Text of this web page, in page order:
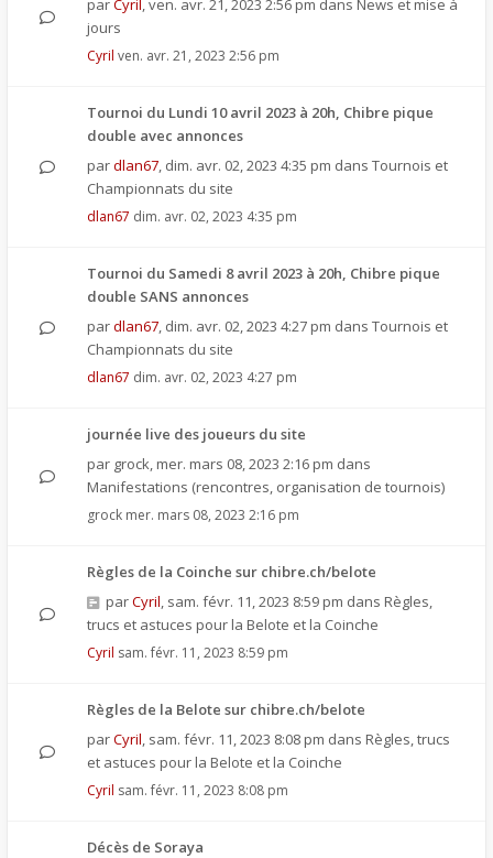
parCyril ,ven. avr. 21, 2023 2:56 pm dans News et mise à
jours
Cyril ven. avr. 21, 2023 2:56 pm
Tournoi du Lundi 10 avril 2023 à 20h, Chibre pique
double avec annonces
pardlan67, dim. avr. 02, 2023 4:35 pm dans Tournois et
Championnats du site
dlan67 dim. avr. 02, 2023 4:35 pm
Tournoi du Samedi 8 avril 2023 à 20h, Chibre pique
double SANS annonces
pardlan67, dim. avr. 02, 2023 4:27 pm dans Tournois et
Championnats du site
dlan67 dim. avr. 02, 2023 4:27 pm
journée live des joueurs du site
par grock, mer. mars 08, 2023 2:16 pm dans
Manifestations (rencontres, organisation de tournois)
grock mer. mars 08, 2023 2:16 pm
Règles de la Coinche sur chibre.ch/belote
parCyril, sam. févr. 11, 2023 8:59 pm dans Règles,
trucs et astuces pour la Belote et la Coinche
Cyril sam. févr. 11, 2023 8:59 pm
Règles de la Belote sur chibre.ch/belote
parCyril, sam. févr. 11, 2023 8:08 pm dans Règles, trucs
et astuces pour la Belote et la Coinche
Cyril sam. févr. 11, 2023 8:08 pm
Décès de Soraya